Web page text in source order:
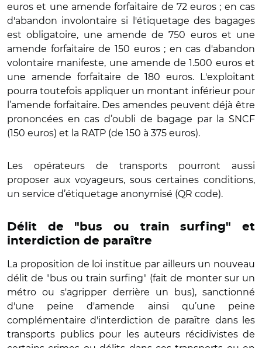
euros et une amende forfaitaire de 72 euros ; en cas
d'abandon involontaire si l'étiquetage des bagages
est obligatoire, une amende de 750 euros et une
amende forfaitaire de 150 euros ; en cas d'abandon
volontaire manifeste, une amende de 1.500 euros et
une amende forfaitaire de 180 euros. L'exploitant
pourra toutefois appliquer un montant inférieur pour
l’amende forfaitaire. Des amendes peuvent déjà être
prononcées en cas d’oubli de bagage par la SNCF
(150 euros) et la RATP (de 150 à 375 euros).
Les opérateurs de transports pourront aussi
proposer aux voyageurs, sous certaines conditions,
un service d’étiquetage anonymisé (QR code).
Délit de "bus ou train surfing" et
interdiction de paraître
La proposition de loi institue par ailleurs un nouveau
délit de "bus ou train surfing" (fait de monter sur un
métro ou s'agripper derrière un bus), sanctionné
d'une peine d'amende ainsi qu’une peine
complémentaire d'interdiction de paraître dans les
transports publics pour les auteurs récidivistes de